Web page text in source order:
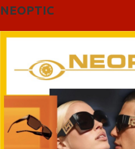
NEOPTIC